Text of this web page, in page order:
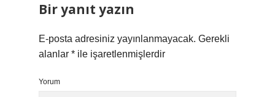
Bir yanıt yazın
E-posta adresiniz yayınlanmayacak. Gerekli
alanlar * ile işaretlenmişlerdir
Yorum